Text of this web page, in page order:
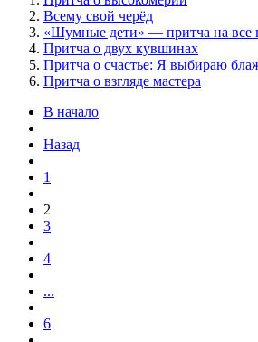
Всему свой черёд
«Шумные дети» — притча на все
Притча о двух кувшинах
Притча о счастье: Я выбираю
Притча о взгляде мастера
В начало
Назад
1
2
3
4
...
6